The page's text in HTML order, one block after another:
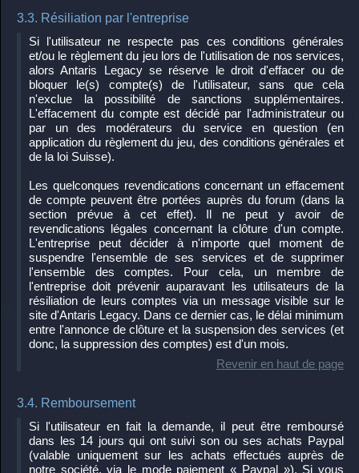
3.3. Résiliation par l'entreprise
Si l'utilisateur ne respecte pas ces conditions générales
et/ou le règlement du jeu lors de l'utilisation de nos services,
alors Antaris Legacy se réserve le droit d'effacer ou de
bloquer le(s) compte(s) de l'utilisateur, sans que cela
n'exclue la possibilité de sanctions supplémentaires.
L'effacement du compte est décidé par l'administrateur ou
par un des modérateurs du service en question (en
application du règlement du jeu, des conditions générales et
de la loi Suisse).
Les quelconques revendications concernant un effacement
de compte peuvent être portées auprès du forum (dans la
section prévue à cet effet). Il ne peut y avoir de
revendications légales concernant la clôture d'un compte.
L'entreprise peut décider à n'importe quel moment de
suspendre l'ensemble de ses services et de supprimer
l'ensemble des comptes. Pour cela, un membre de
l'entreprise doit prévenir auparavant les utilisateurs de la
résiliation de leurs comptes via un message visible sur le
site d'Antaris Legacy. Dans ce dernier cas, le délai minimum
entre l'annonce de clôture et la suspension des services (et
donc, la suppression des comptes) est d'un mois.
Revenir en haut de page
3.4. Remboursement
Si l'utilisateur en fait la demande, il peut être remboursé
dans les 14 jours qui ont suivi son ou ses achats Paypal
(valable uniquement sur les achats effectués auprès de
notre société, via le mode paiement « Paypal »). Si vous